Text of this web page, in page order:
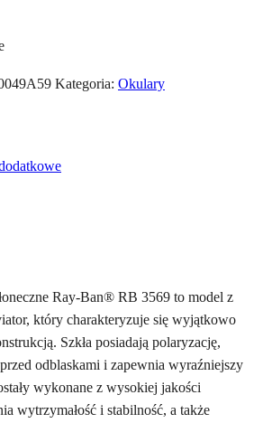
Kategoria: Okulary
Ray-Ban® RB 3569 to model z
który charakteryzuje się wyjątkowo
Szkła posiadają polaryzację,
odblaskami i zapewnia wyraźniejszy
wykonane z wysokiej jakości
wytrzymałość i stabilność, a także